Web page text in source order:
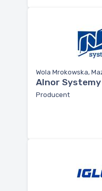
Wola Mrokowska,
Alnor Systemy
Producent